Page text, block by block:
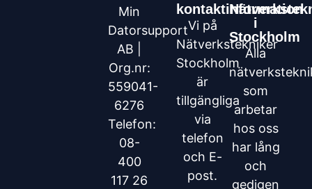
Min
Datorsupport
AB |
Org.nr:
559041-
6276
Telefon:
08-
400
117 26
kontaktinformation
Vi på
Nätverkstekniker
Stockholm
är
tillgängliga
via
telefon
och E-
post.
i
Stockholm
Alla
som
arbetar
hos oss
har lång
och
gedigen